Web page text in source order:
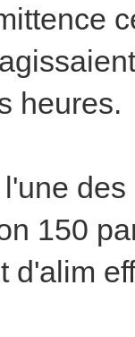
heures.
150
d'alim